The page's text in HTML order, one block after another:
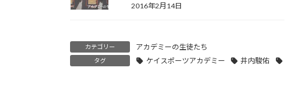
2016年2月14日
カテゴリー アカデミーの生徒たち
タグ ケイスポーツアカデミー 井内駿佑